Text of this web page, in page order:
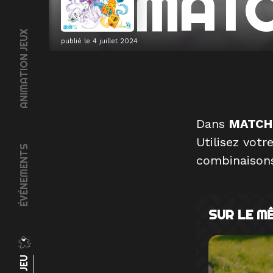
ÉVÉNEMENTS
ANIMATION JEUX publié le 4 juillet 2024
Dans
Utilisez
SUR LE